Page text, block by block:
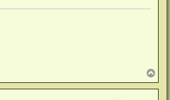
r
r